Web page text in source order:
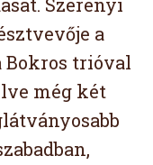
a
Bokros trióval
még két